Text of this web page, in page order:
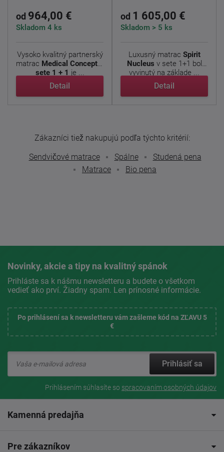
od 964,00 €
Skladom 4 ks
Vysoko kvalitný partnerský
matrac Medical Concept v
sete 1 + 1 je ...
Detail
od 1 605,00 €
Skladom > 5 ks
Luxusný matrac Spirit
Nucleus v sete 1+1 bol
vyvinutý na základe ...
Detail
Zákazníci tiež nakupujú podľa týchto kritérií:
Sendvičové matrace
Spálne
Studená pena
Matrace
Bio pena
Novinky, akcie a tipy na kvalitný spánok
Prihláste sa k nášmu newsletteru a budete o všetkom
vedieť ako prví. Žiadny spam. Len prínosné informácie.
Po prihlásení sa k newsletteru vám zašleme kód na ZĽAVU 5
€
Prihlásiť sa
Prihlásením súhlasíte so spracovaním osobných údajov
Kamenná predajňa
Pre zákazníkov